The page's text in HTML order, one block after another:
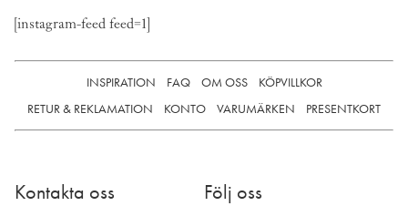
[instagram-feed feed=1]
INSPIRATION FAQ OM OSS
KÖPVILLKOR
RETUR & REKLAMATION
KONTO VARUMÄRKEN PRESENTKORT
Kontakta oss Följ oss